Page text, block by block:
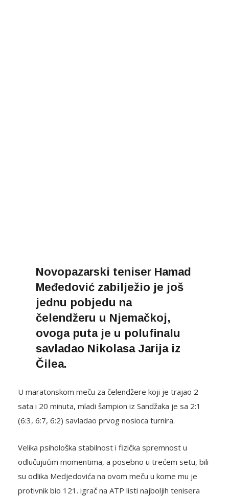
Novopazarski teniser Hamad
Međedović zabilježio je još
jednu pobjedu na
čelendžeru u Njemačkoj,
ovoga puta je u polufinalu
savladao Nikolasa Jarija iz
Čilea.
U maratonskom meču za čelendžere koji je trajao 2
sata i 20 minuta, mladi šampion iz Sandžaka je sa 2:1
(6:3, 6:7, 6:2) savladao prvog nosioca turnira.
Velika psihološka stabilnost i fizička spremnost u
odlučujućim momentima, a posebno u trećem setu, bili
su odlika Medjedovića na ovom meču u kome mu je
protivnik bio 121. igrač na ATP listi najboljih tenisera